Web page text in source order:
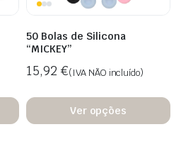
50 Bolas de Silicona
“MICKEY”
15,92 €(IVA NÃO incluído)
Ver opções